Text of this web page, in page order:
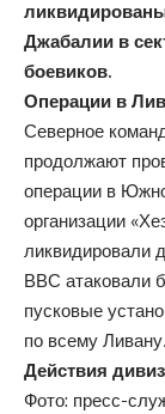
Джабалии в
боевиков.
Операции в
Северное
продолжают
операции в
организации
ликвидировали
ВВС атаковали
пусковые
по всему Ливану.
Действия
Фото: пресс-